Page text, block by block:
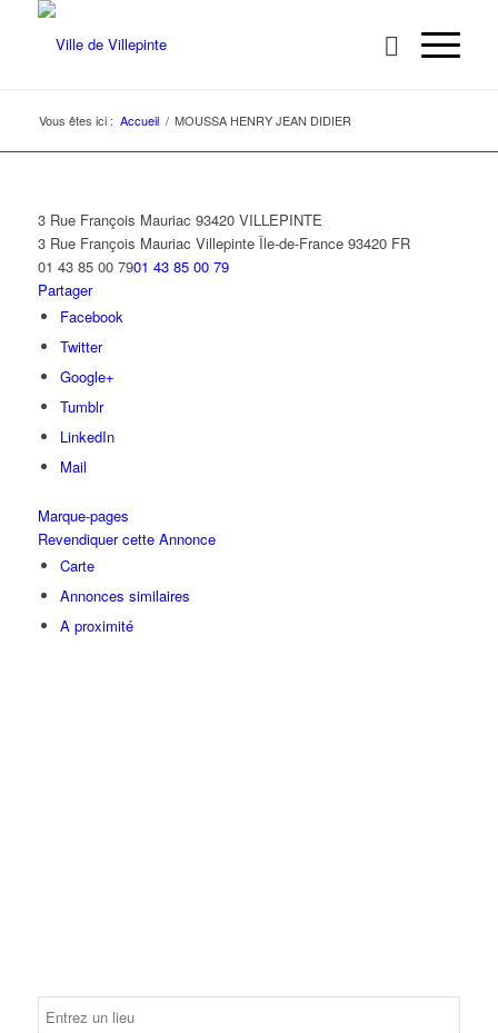
Vous êtes ici : Accueil / MOUSSA HENRY JEAN DIDIER
3 Rue François Mauriac 93420 VILLEPINTE
3 Rue François Mauriac Villepinte Île-de-France 93420 FR
01 43 85 00 7901 43 85 00 79
Partager
Facebook
Twitter
Google+
Tumblr
LinkedIn
Mail
Marque-pages
Revendiquer cette Annonce
Carte
Annonces similaires
A proximité